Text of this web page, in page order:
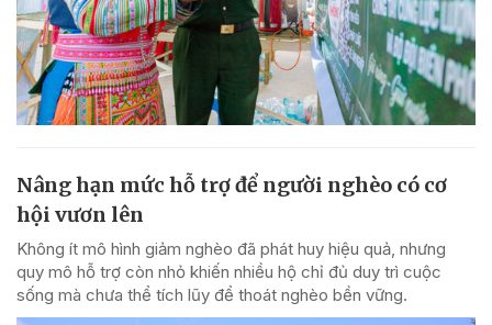
Nâng hạn mức hỗ trợ để người nghèo có cơ
hội vươn lên
Không ít mô hình giảm nghèo đã phát huy hiệu quả, nhưng
quy mô hỗ trợ còn nhỏ khiến nhiều hộ chỉ đủ duy trì cuộc
sống mà chưa thể tích lũy để thoát nghèo bền vững.